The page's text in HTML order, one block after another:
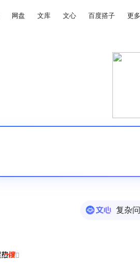
网盘 文库 文心 百度搭子 更多
复杂
